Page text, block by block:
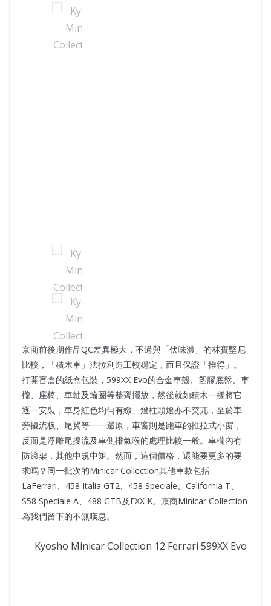
京商前後期作品QC差異極大，不過與「伏味濃」的林寶堅尼
比較，「積木車」法拉利造工較穩定，而且保證「推得」。
打開盲盒的紙盒包裝，599XX Evo的合金車殼、塑膠底盤、車
櫳、座椅、車軸及輪圈等整齊擺放，然後就如積木一樣將它
逐一安裝，車身紅色均勻有緻、燈柱頭燈亦不突兀，至於車
旁擾流板、尾翼等一一還原，車窗則是跑車的推拉式小窗，
反而是浮雕尾擾流及車側排氣喉的處理比較一般。車櫳內有
防滾架，其他中規中矩。然而，這個價格，還能要更多的要
求嗎？同一批次的Minicar Collection其他車款包括
LaFerrari、458 Italia GT2、458 Speciale、California T、
S58 Speciale A、488 GTB及FXX K。京商Minicar Collection
為我們留下的不無嘆息。